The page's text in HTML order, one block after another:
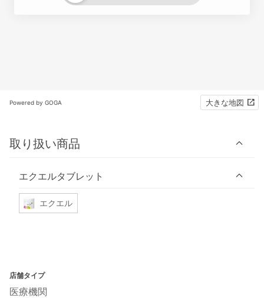
Powered by GOGA 大きな地図
取り扱い商品
エクエルタブレット
エクエル
店舗タイプ
医療機関